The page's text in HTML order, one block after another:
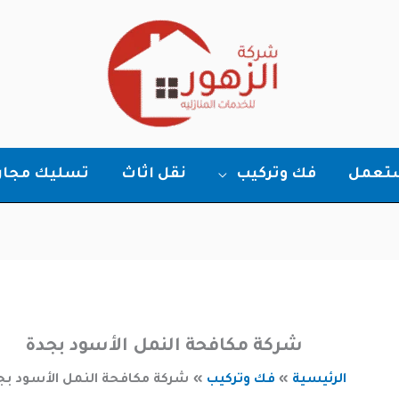
فك وتركيب نقل اثاث تسليك
شركة مكافحة النمل الأسود بجدة
الرئيسية فك وتركيب شركة مكافحة النمل الأسود